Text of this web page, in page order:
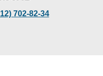
702-82-34